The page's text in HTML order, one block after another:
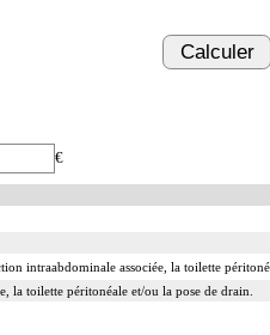
Calculer
€
intraabdominale associée, la toilette
la toilette péritonéale et/ou la pose de drain.